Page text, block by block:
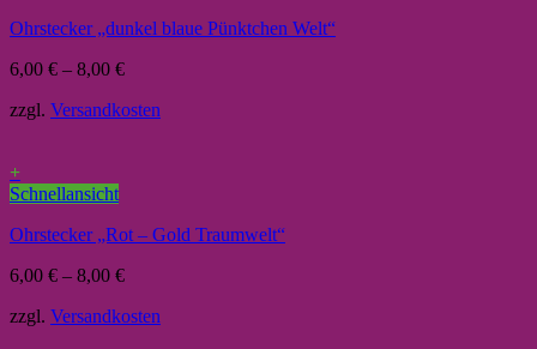
Ohrstecker „dunkel blaue Pünktchen Welt“
6,00 € – 8,00 €
zzgl. Versandkosten
+
Schnellansicht
Ohrstecker „Rot – Gold Traumwelt“
6,00 € – 8,00 €
zzgl. Versandkosten